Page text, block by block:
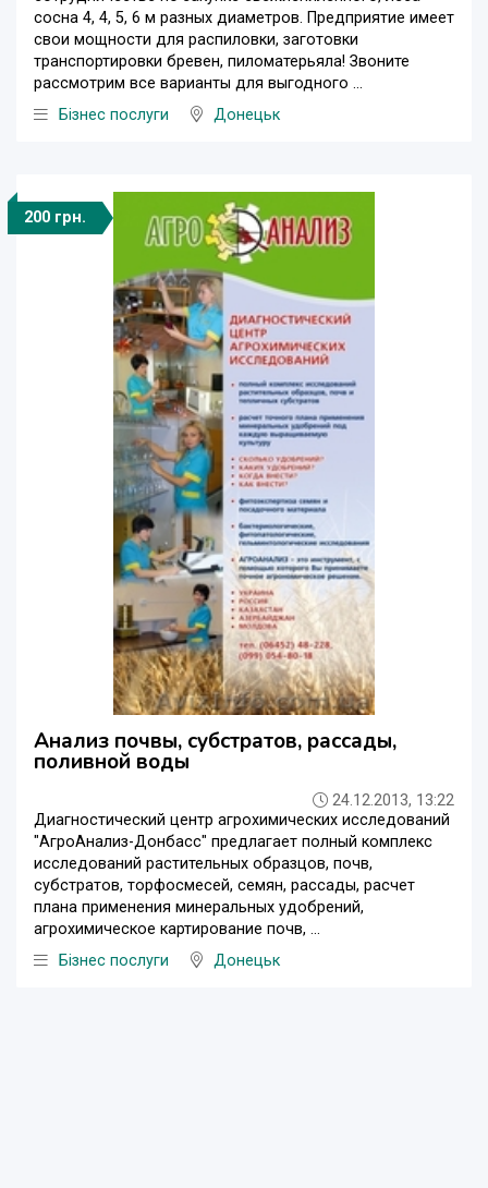
сосна 4, 4, 5, 6 м разных диаметров. Предприятие имеет
свои мощности для распиловки, заготовки
транспортировки бревен, пиломатерьяла! Звоните
рассмотрим все варианты для выгодного ...
Бізнес послуги
Донецьк
200 грн.
Анализ почвы, субстратов, рассады,
поливной воды
24.12.2013, 13:22
Диагностический центр агрохимических исследований
"АгроАнализ-Донбасс" предлагает полный комплекс
исследований растительных образцов, почв,
субстратов, торфосмесей, семян, рассады, расчет
плана применения минеральных удобрений,
агрохимическое картирование почв, ...
Бізнес послуги
Донецьк